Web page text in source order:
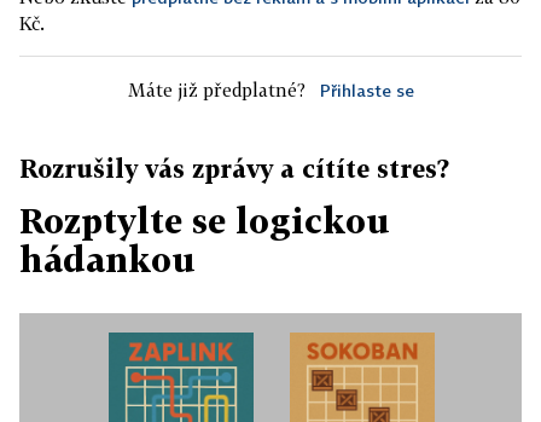
Kč.
Máte již předplatné? Přihlaste se
Rozrušily vás zprávy a cítíte stres?
Rozptylte se logickou
hádankou